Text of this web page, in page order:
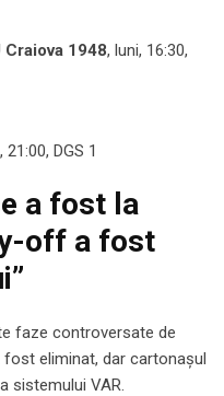
1948, luni, 16:30,
21:00, DGS 1
a fost la
off a fost
faze controversate de
fost eliminat, dar cartonașul
sistemului VAR.